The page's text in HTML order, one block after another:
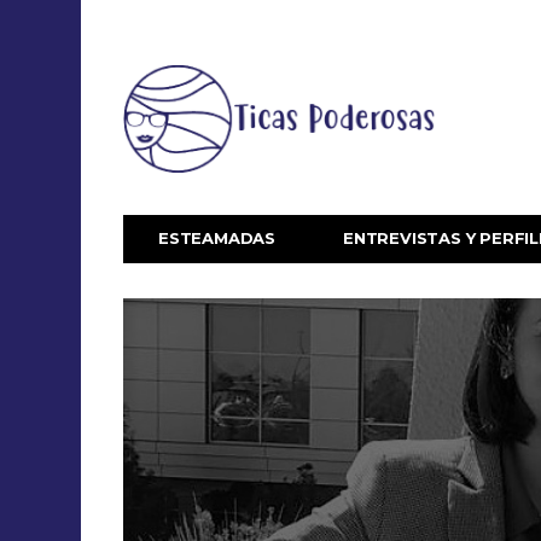
ESTEAMADAS ENTREVISTAS Y